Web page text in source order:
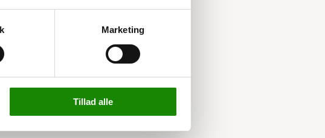
Marketing
Tillad alle